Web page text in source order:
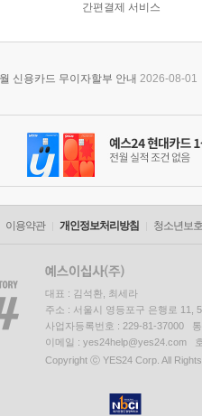
간편결제 서비스
신용카드 무이자할부 안내 2026-08-01
이용약관 개인정보처리방침 청소년보
대표 : 김석환, 최세라
주소 : 서울시 영등포구 은행로 11,
사업자등록번호 : 229-81-37000
이메일 : yes24help@yes24.com
Copyright ⓒ YES24 Corp. All